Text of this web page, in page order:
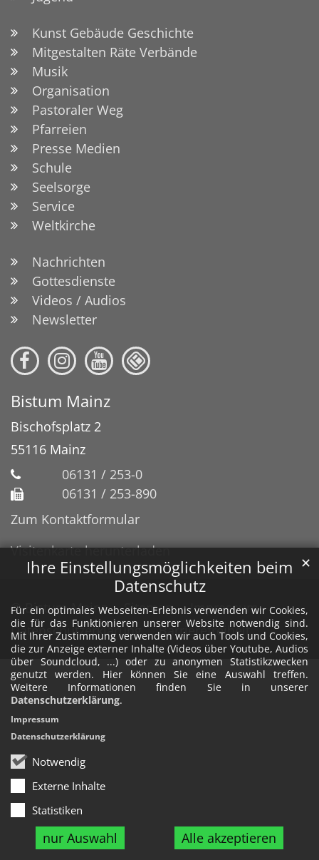
Ihre Einstellungsmöglichkeiten beim
Datenschutz
Für ein optimales Webseiten-Erlebnis verwenden wir Cookies,
die für das Funktionieren unserer Website notwendig sind.
Mit Ihrer Zustimmung verwenden wir auch Tools und Cookies,
die zur Anzeige externer Inhalte (Videos über Youtube, Audios
über Soundcloud, ...) oder zu anonymen Statistikzwecken
genutzt werden. Hier können Sie eine Auswahl treffen.
Weitere Informationen finden Sie in unserer
Datenschutzerklärung.
Notwendig
Externe Inhalte
Statistiken
nur Auswahl Alle akzeptieren
✕
Impressum
Datenschutzerklärung
Kunst Gebäude Geschichte
Mitgestalten Räte Verbände
Musik
Organisation
Pastoraler Weg
Pfarreien
Presse Medien
Schule
Seelsorge
Service
Weltkirche
Nachrichten
Gottesdienste
Videos / Audios
Newsletter
Bistum Mainz
Bischofsplatz 2
55116 Mainz
06131 / 253-0
06131 / 253-890
Zum Kontaktformular
Visitenkarte herunterladen
© Bistum Mainz Sitemap
Impressum
Datenschutzerklärung
Barrierefreiheit